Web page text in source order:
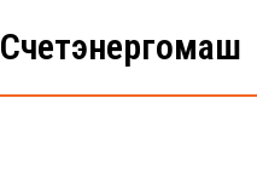
Счетэнергомаш